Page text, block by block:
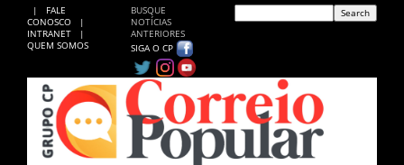
|
FALE
CONOSCO
|
INTRANET
|
QUEM SOMOS
BUSQUE
NOTÍCIAS
ANTERIORES
SIGA O CP